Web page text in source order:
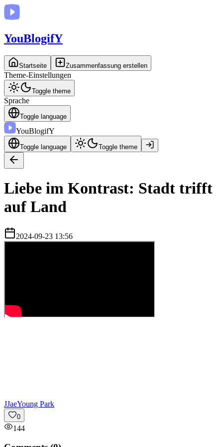
YouBlogifY
Startseite Zusammenfassung erstellen
Theme-Einstellungen
Toggle theme
Sprache
Toggle language
YouBlogifY
Toggle language Toggle theme
Liebe im Kontrast: Stadt trifft
auf Land
2024-09-23 13:56
JJaeYoung Park
0
144